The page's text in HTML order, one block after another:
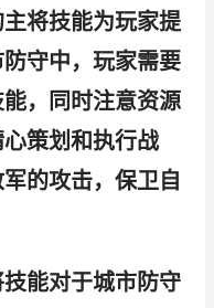
将技能为玩家提
守中，玩家需要
，同时注意资源
策划和执行战
的攻击，保卫自
能对于城市防守